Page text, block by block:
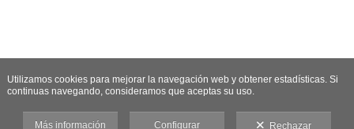
Utilizamos cookies para mejorar la navegación web y obtener estadísticas. Si
continuas navegando, consideramos que aceptas su uso.
Más información Configurar Rechazar